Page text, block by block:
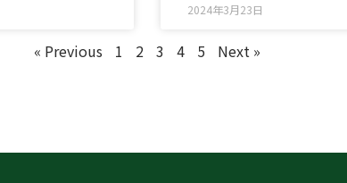
2024年3月23日
« Previous 1 2 3 4 5 Next »